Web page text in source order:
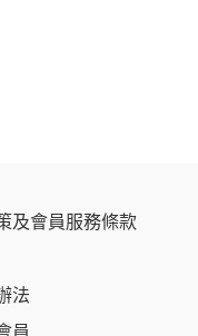
及會員服務條款
法
員